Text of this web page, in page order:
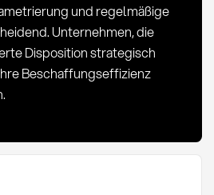
und regelmäßige
Unternehmen, die
Disposition strategisch
Beschaffungseffizienz